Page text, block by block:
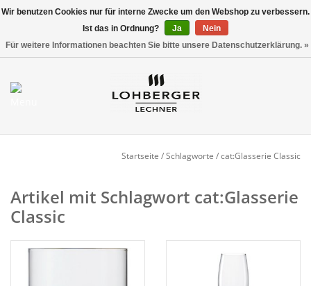
Mein Konto / Kundenkonto
NEU
Startseite /Schlagworte /cat:Glasserie Classic
Artikel mit Schlagwort cat:Glasserie
Classic
Wir benutzen Cookies nur für interne Zwecke um den Webshop zu verbessern.
Ist das in Ordnung?
Ja
Nein
Für weitere Informationen beachten Sie bitte unsere Datenschutzerklärung. »